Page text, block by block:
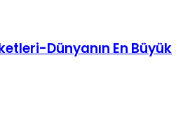
Dünyanın En Büyük